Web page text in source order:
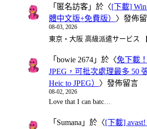
「 匿名訪客 」於〈[下載]
體中文版+免費版） 〉發佈
08-03, 2026
東京・大阪 高級派遣サービス
「 bowie 2674 」於〈免下載
JPEG，可批次處理最多 50
Heic to JPEG） 〉發佈留言
08-02, 2026
Love that I can batc…
「 Sumana 」於〈[下載]